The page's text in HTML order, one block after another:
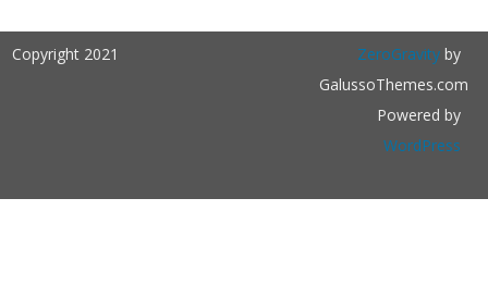
Copyright 2021 ZeroGravityby
GalussoThemes.com
Powered by
WordPress